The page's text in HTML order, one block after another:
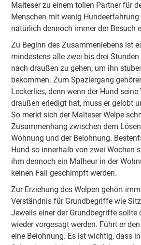
Malteser zu einem tollen Partner für
Menschen mit wenig
natürlich dennoch immer der Besuch
Zu Beginn des Zusammenlebens ist
mindestens alle zwei bis drei
nach draußen zu gehen, um ihn
bekommen. Zum Spaziergang
Leckerlies, denn wenn der Hund seine
draußen erledigt hat, muss er gelobt
So merkt sich der Malteser Welpe
Zusammenhang zwischen dem
Wohnung und der Belohnung.
Hund so innerhalb von zwei Wochen
ihm dennoch ein Malheur in der
keinen Fall geschimpft werden.
Zur Erziehung des Welpen gehört
Verständnis für Grundbegriffe wie
Jeweils einer der Grundbegriffe sollte
wieder vorgesagt werden. Führt er
eine Belohnung. Es ist wichtig, dass